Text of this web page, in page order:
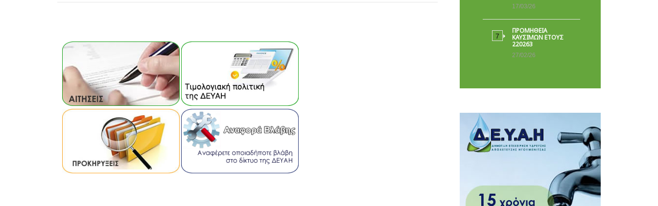
17/03/26
ΠΡΟΜΗΘΕΙΑ
ΚΑΥΣΙΜΩΝ ΕΤΟΥΣ
220263
27/02/26